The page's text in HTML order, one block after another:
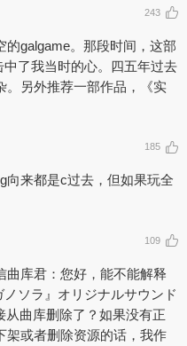
243
的galgame。那段时间，这部
了我当时的心。四五年过去
。另外推荐一部作品，《实
185
向来都是c过去，但如果玩全
109
曲库君：您好，能不能解释
ソラ』オリジナルサウンド
从曲库删除了？如果没有正
架或者删除资源的话，我作